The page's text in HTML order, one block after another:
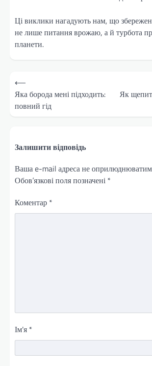
Ці виклики нагадують нам, що
не лише питання врожаю, а й турбота
планети.
Навігація
записів
⟵
Яка борода мені підходить:
повний гід
Як
Залишити відповідь
Ваша e-mail адреса не
Обов’язкові поля позначені *
Коментар *
Ім'я *